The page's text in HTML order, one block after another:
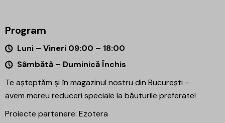
Program
Luni – Vineri 09:00 – 18:00
Sâmbătă – Duminică Închis
Te așteptăm și în magazinul nostru din București –
avem mereu reduceri speciale la băuturile preferate!
Proiecte partenere: Ezotera